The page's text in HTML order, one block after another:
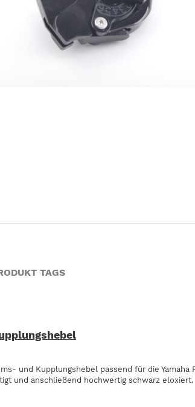
TAGS
und Kupplungshebel passend für die Yamaha
und anschließend hochwertig schwarz eloxiert.